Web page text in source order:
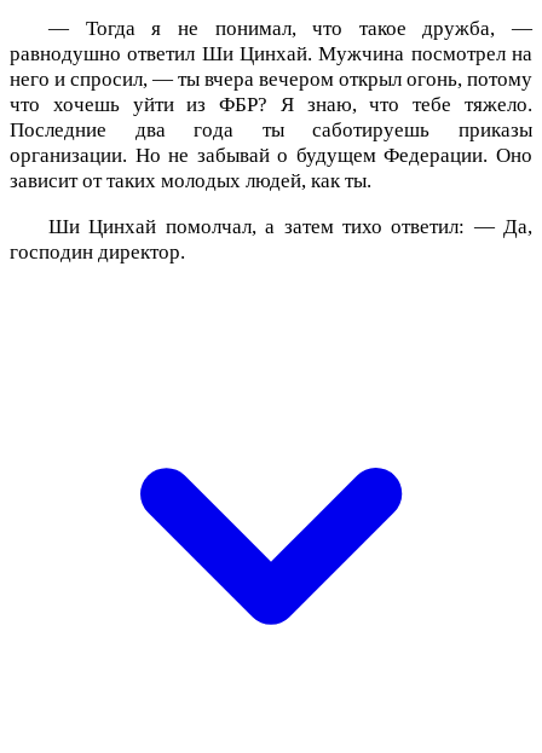
— Тогда я не понимал, что такое дружба, —
равнодушно ответил Ши Цинхай. Мужчина посмотрел на
него и спросил, — ты вчера вечером открыл огонь, потому
что хочешь уйти из ФБР? Я знаю, что тебе тяжело.
Последние два года ты саботируешь приказы
организации. Но не забывай о будущем Федерации. Оно
зависит от таких молодых людей, как ты.
Ши Цинхай помолчал, а затем тихо ответил: — Да,
господин директор.